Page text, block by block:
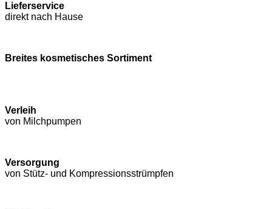
Lieferservice
direkt nach Hause
Breites kosmetisches Sortiment
Verleih
von Milchpumpen
Versorgung
von Stütz- und Kompressions­strümpfen